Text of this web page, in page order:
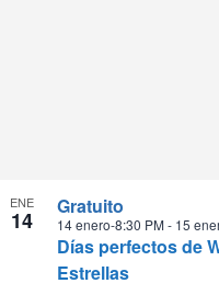
ENE
14
Días perfectos de
Estrellas
14 enero-8:30 PM- 15
Gratuito